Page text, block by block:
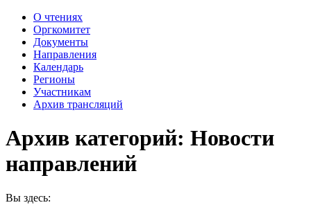
О чтениях
Оргкомитет
Документы
Направления
Календарь
Регионы
Участникам
Архив трансляций
Архив категорий: Новости
направлений
Вы здесь: